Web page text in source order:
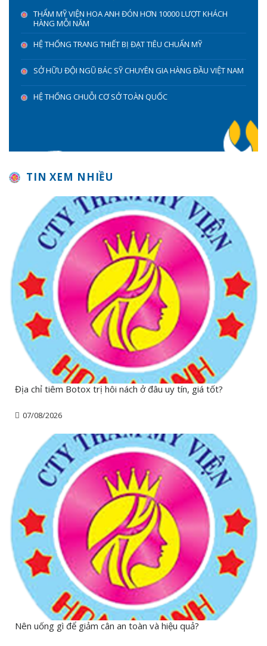
THẨM MỸ VIỆN HOA ANH ĐÓN HƠN 10000 LƯỢT KHÁCH
HÀNG MỖI NĂM
HỆ THỐNG TRANG THIẾT BỊ ĐẠT TIÊU CHUẨN MỸ
SỞ HỮU ĐỘI NGŨ BÁC SỸ CHUYÊN GIA HÀNG ĐẦU VIỆT NAM
HỆ THỐNG CHUỖI CƠ SỞ TOÀN QUỐC
TIN XEM NHIỀU
Địa chỉ tiêm Botox trị hôi nách ở đâu uy tín, giá tốt?
07/08/2026
Nên uống gì để giảm cân an toàn và hiệu quả?